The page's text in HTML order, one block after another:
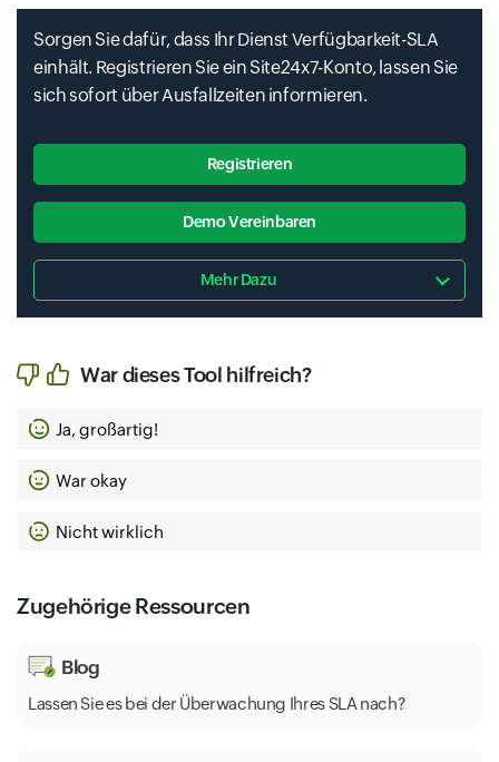
Sorgen Sie dafür, dass Ihr Dienst Verfügbarkeit-SLA
einhält. Registrieren Sie ein Site24x7-Konto, lassen Sie
sich sofort über Ausfallzeiten informieren.
Registrieren
Demo Vereinbaren
Mehr Dazu
War dieses Tool hilfreich?
Ja, großartig!
War okay
Nicht wirklich
Zugehörige Ressourcen
Blog
Lassen Sie es bei der Überwachung Ihres SLA nach?